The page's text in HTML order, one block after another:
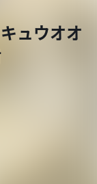
ュウオオ